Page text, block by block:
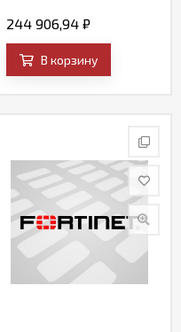
244 906,94 ₽
В корзину